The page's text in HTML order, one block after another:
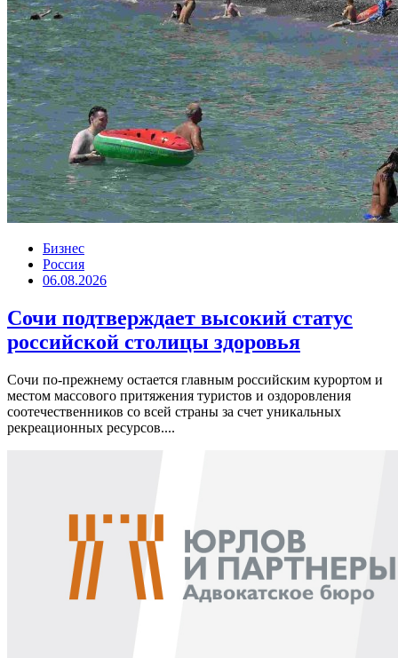
Бизнес
Россия
06.08.2026
Сочи подтверждает высокий статус
российской столицы здоровья
Сочи по-прежнему остается главным российским курортом и
местом массового притяжения туристов и оздоровления
соотечественников со всей страны за счет уникальных
рекреационных ресурсов....